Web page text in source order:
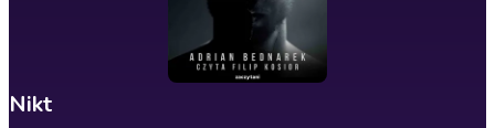
Nikt